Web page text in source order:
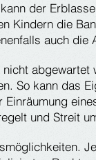
der
Kindern die
auch
So kann das
Einräumung
und Streit